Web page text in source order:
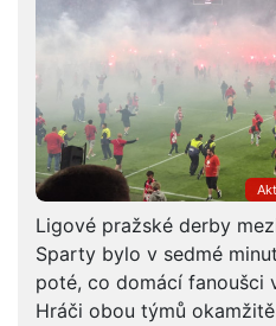
Ligové pražské derby
Sparty bylo v sedmé
poté, co domácí fanoušci
Hráči obou týmů